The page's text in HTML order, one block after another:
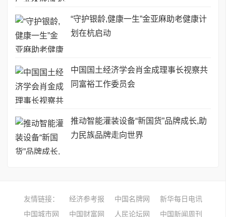
“守护银龄,健康一生”金亚麻助老健康计
划在杭启动
中国国土经济学会肖金成理事长视察共
同富裕工作委员会
推动智能灌装设备“新国货”品牌成长,助
力民族品牌走向世界
友情链接： 经济参考报 中国名牌网
新华每日电讯
中国城市网
中国财富网 人民论坛网 中国新闻周刊